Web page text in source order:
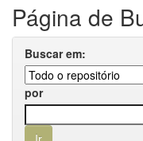
Página de
Buscar em:
por